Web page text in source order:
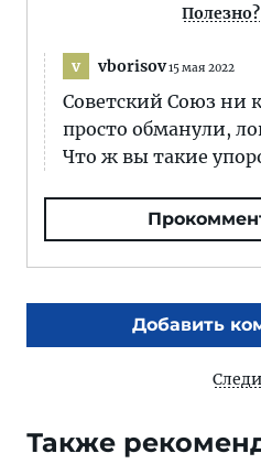
Полезно?
v vborisov15 мая 2022
Советский Союз ни
просто обманули,
Что ж вы такие
Добавить
Также